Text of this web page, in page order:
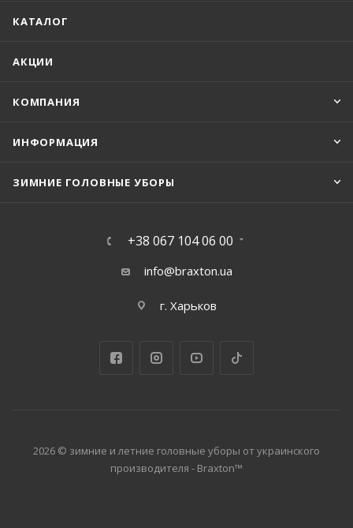
КАТАЛОГ
АКЦИИ
КОМПАНИЯ
ИНФОРМАЦИЯ
ЗИМНИЕ ГОЛОВНЫЕ УБОРЫ
+38 067 104 06 00
info@braxton.ua
г. Харьков
2026 © зимние и летние головные уборы от украинского
производителя - Braxton™